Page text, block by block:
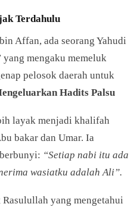
Terdahulu
Affan, ada seorang Yahudi
yang mengaku memeluk
pelosok daerah untuk
Hadits Palsu
layak menjadi khalifah
bakar dan Umar. Ia
“Setiap nabi itu ada
wasiatku adalah Ali”.
yang mengetahui